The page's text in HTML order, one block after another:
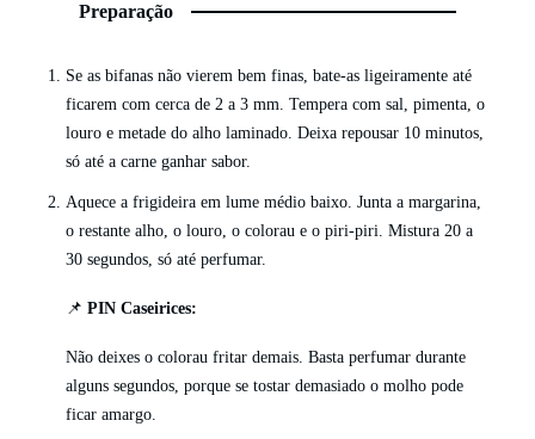
Preparação
Se as bifanas não vierem bem finas, bate-as ligeiramente até
ficarem com cerca de 2 a 3 mm. Tempera com sal, pimenta, o
louro e metade do alho laminado. Deixa repousar 10 minutos,
só até a carne ganhar sabor.
Aquece a frigideira em lume médio baixo. Junta a margarina,
o restante alho, o louro, o colorau e o piri-piri. Mistura 20 a
30 segundos, só até perfumar.
📌 PIN Caseirices:
Não deixes o colorau fritar demais. Basta perfumar durante
alguns segundos, porque se tostar demasiado o molho pode
ficar amargo.